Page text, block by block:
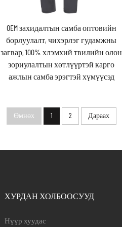
OEM захидалтын самба оптовийн
борлуулалт, чихэрлэг гудамжны
загвар, 100% хлэмхий твилийн олон
зориулалтын хөтлүүртэй карго
ажлын самба эрэгтэй хүмүүсэд
Өмнөх 1 2 Дараах
ХУРДАН ХОЛБООСУУД
Нүүр хуудас